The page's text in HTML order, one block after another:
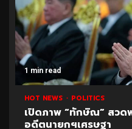
1 min read
HOT NEWS POLITICS
เปิดภาพ “ทักษิณ” สวด
อดีตนายกฯเศรษฐา